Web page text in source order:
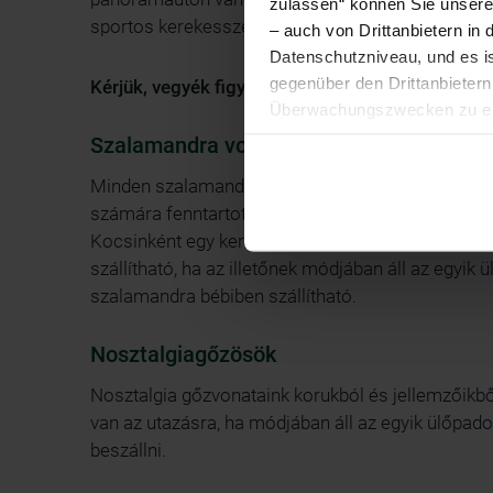
– auch von Drittanbietern in
Datenschutzniveau, und es
gegenüber den
Überwachungszwecken zu
Browser, Internetanbieter,
sportos kerekesszékesek számára elérhető. Az
Kérjük, vegyék figyelembe azt is, hogy az utak
Szalamandra vonatok
Minden szalamandra vonatban van egy
számára fenntartott hely, vészhívó, valamint
Kocsinként egy kerekesszék számára van hely.
szállítható, ha az illetőnek módjában áll az egyik
szalamandra bébiben szállítható.
Nosztalgiagőzösök
Nosztalgia gőzvonataink korukból és
van az utazásra, ha módjában áll az egyik
beszállni.